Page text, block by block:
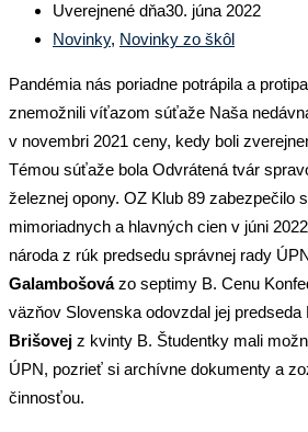
Uverejnené dňa30. júna 2022
Novinky, Novinky zo škôl
Pandémia nás poriadne potrápila a
znemožnili víťazom súťaže Naša
v novembri 2021 ceny, kedy boli
Témou súťaže bola Odvrátená tvár
železnej opony. OZ Klub 89 zabezpečilo
mimoriadnych a hlavných cien v júni
národa z rúk predsedu správnej rady
Galambošovázo septimy B. Cenu
väzňov Slovenska odovzdal jej predseda
Brišovej z kvinty B. Študentky mali
ÚPN, pozrieť si archívne dokumenty a
činnosťou.